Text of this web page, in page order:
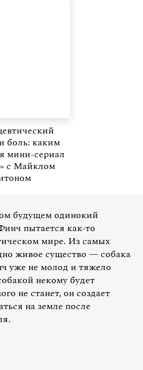
боль: каким
мини-сериал
с Майклом
будущем одинокий
пытается как-то
мире. Из самых
живое существо — собака
уже не молод и тяжело
некому будет
не станет, он создает
на земле после